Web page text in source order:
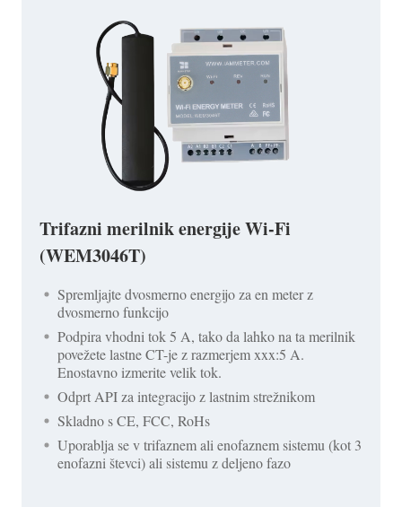
Trifazni merilnik energije Wi-Fi
(WEM3046T)
Spremljajte dvosmerno energijo za en meter z
dvosmerno funkcijo
Podpira vhodni tok 5 A, tako da lahko na ta merilnik
povežete lastne CT-je z razmerjem xxx:5 A.
Enostavno izmerite velik tok.
Odprt API za integracijo z lastnim strežnikom
Skladno s CE, FCC, RoHs
Uporablja se v trifaznem ali enofaznem sistemu (kot 3
enofazni števci) ali sistemu z deljeno fazo